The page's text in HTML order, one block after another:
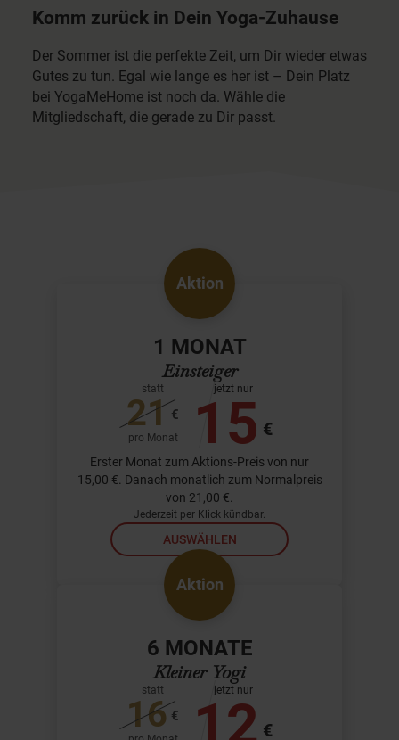
Komm zurück in Dein Yoga-Zuhause
Der Sommer ist die perfekte Zeit, um Dir wieder etwas
Gutes zu tun. Egal wie lange es her ist – Dein Platz
bei YogaMeHome ist noch da. Wähle die
Mitgliedschaft, die gerade zu Dir passt.
Aktion
1 MONAT
Einsteiger
statt
21 €
pro Monat
jetzt nur
15 €
Erster Monat zum Aktions-Preis von nur
15,00 €. Danach monatlich zum Normalpreis
von 21,00 €.
Jederzeit per Klick kündbar.
AUSWÄHLEN
Aktion
6 MONATE
Kleiner Yogi
statt
16 €
jetzt nur
12 €